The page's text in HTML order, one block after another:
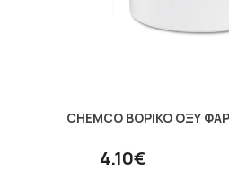
CHEMCO ΒΟΡΙΚΟ ΟΞΥ
4.10€